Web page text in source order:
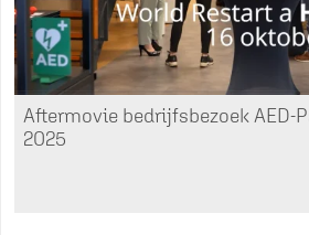
Aftermovie bedrijfsbezoek AED-
2025